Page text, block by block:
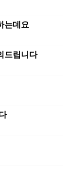
는데요
드립니다